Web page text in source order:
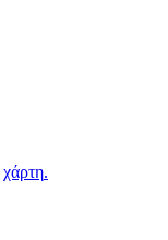
χάρτη.